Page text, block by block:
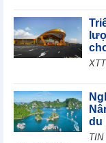
du
TIN